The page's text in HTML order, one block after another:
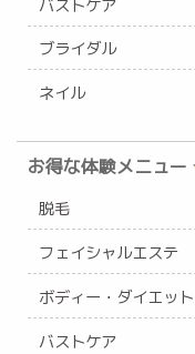
バストケア
ブライダル
ネイル
お得な体験メニュー
脱毛
フェイシャルエステ
ボディー・ダイエット
バストケア